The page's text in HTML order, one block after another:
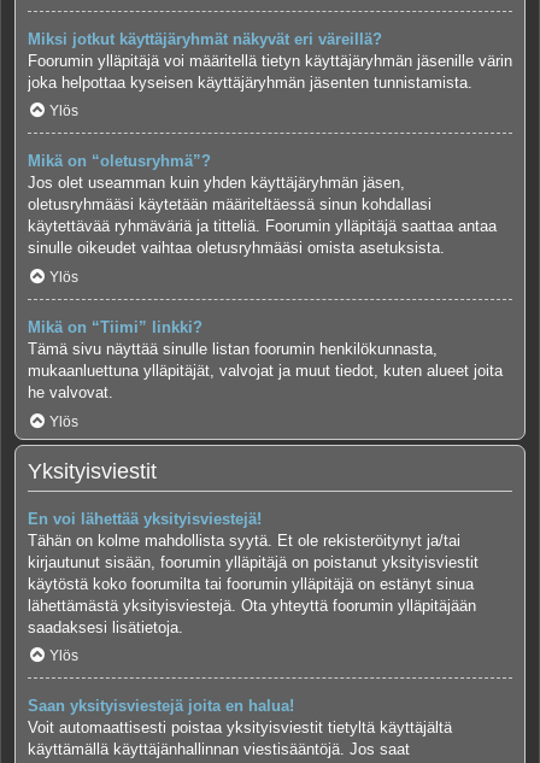
Miksi jotkut käyttäjäryhmät näkyvät eri väreillä?
Foorumin ylläpitäjä voi määritellä tietyn käyttäjäryhmän jäsenille värin
joka helpottaa kyseisen käyttäjäryhmän jäsenten tunnistamista.
Ylös
Mikä on “oletusryhmä”?
Jos olet useamman kuin yhden käyttäjäryhmän jäsen,
oletusryhmääsi käytetään määriteltäessä sinun kohdallasi
käytettävää ryhmäväriä ja titteliä. Foorumin ylläpitäjä saattaa antaa
sinulle oikeudet vaihtaa oletusryhmääsi omista asetuksista.
Ylös
Mikä on “Tiimi” linkki?
Tämä sivu näyttää sinulle listan foorumin henkilökunnasta,
mukaanluettuna ylläpitäjät, valvojat ja muut tiedot, kuten alueet joita
he valvovat.
Ylös
Yksityisviestit
En voi lähettää yksityisviestejä!
Tähän on kolme mahdollista syytä. Et ole rekisteröitynyt ja/tai
kirjautunut sisään, foorumin ylläpitäjä on poistanut yksityisviestit
käytöstä koko foorumilta tai foorumin ylläpitäjä on estänyt sinua
lähettämästä yksityisviestejä. Ota yhteyttä foorumin ylläpitäjään
saadaksesi lisätietoja.
Ylös
Saan yksityisviestejä joita en halua!
Voit automaattisesti poistaa yksityisviestit tietyltä käyttäjältä
käyttämällä käyttäjänhallinnan viestisääntöjä. Jos saat